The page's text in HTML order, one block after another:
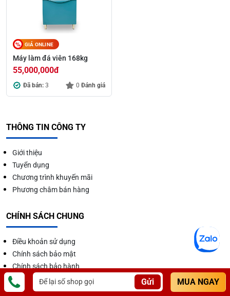
GIÁ ONLINE
Máy làm đá viên 168kg
55,000,000đ
Đã bán: 3 0 Đánh giá
THÔNG TIN CÔNG TY
Giới thiệu
Tuyển dụng
Chương trình khuyến mãi
Phương châm bán hàng
CHÍNH SÁCH CHUNG
Điều khoản sử dụng
Chính sách bảo mật
Chính sách bảo hành
Chính sách mua - đổi - trả
Gửi MUA NGAY